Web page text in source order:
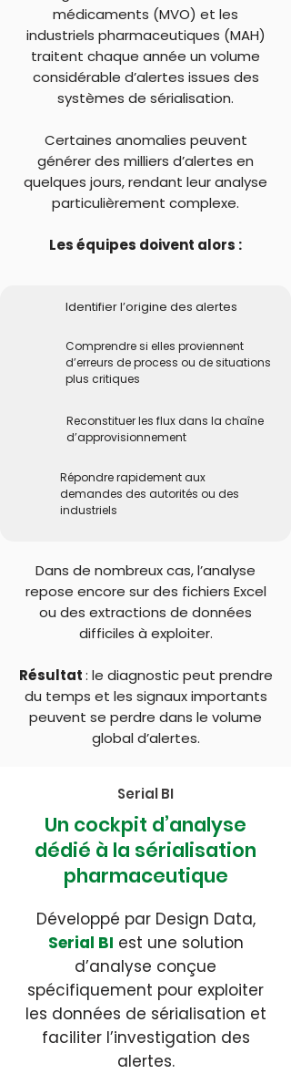
médicaments (MVO) et les
industriels pharmaceutiques (MAH)
traitent chaque année un volume
considérable d’alertes issues des
systèmes de sérialisation.
Certaines anomalies peuvent
générer des milliers d’alertes en
quelques jours, rendant leur analyse
particulièrement complexe.
Les équipes doivent alors :
Identifier l’origine des alertes
Comprendre si elles proviennent
d’erreurs de process ou de situations
plus critiques
Reconstituer les flux dans la chaîne
d’approvisionnement
Répondre rapidement aux
demandes des autorités ou des
industriels
Dans de nombreux cas, l’analyse
repose encore sur des fichiers Excel
ou des extractions de données
difficiles à exploiter.
Résultat: le diagnostic peut prendre
du temps et les signaux importants
peuvent se perdre dans le volume
global d’alertes.
Serial BI
Un cockpit d’analyse
dédié à la sérialisation
pharmaceutique
Développé par Design Data,
Serial BI est une solution
d’analyse conçue
spécifiquement pour exploiter
les données de sérialisation et
faciliter l’investigation des
alertes.